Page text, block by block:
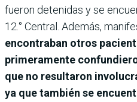
fueron detenidas y se
12.° Central. Además,
encontraban otros
primeramente
que no resultaron
ya que también se